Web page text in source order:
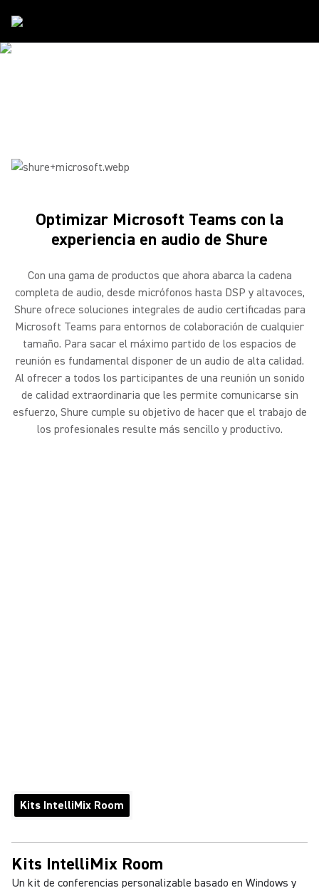
Optimizar Microsoft Teams con la
experiencia en audio de Shure
Con una gama de productos que ahora abarca la cadena
completa de audio, desde micrófonos hasta DSP y altavoces,
Shure ofrece soluciones integrales de audio certificadas para
Microsoft Teams para entornos de colaboración de cualquier
tamaño. Para sacar el máximo partido de los espacios de
reunión es fundamental disponer de un audio de alta calidad.
Al ofrecer a todos los participantes de una reunión un sonido
de calidad extraordinaria que les permite comunicarse sin
esfuerzo, Shure cumple su objetivo de hacer que el trabajo de
los profesionales resulte más sencillo y productivo.
Kits IntelliMix Room
Kits IntelliMix Room
Un kit de conferencias personalizable basado en Windows y